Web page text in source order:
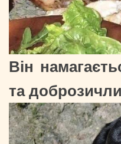
Він
та